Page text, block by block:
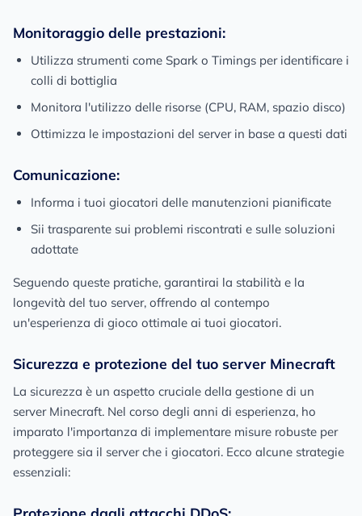
Monitoraggio delle prestazioni:
Utilizza strumenti come Spark o Timings per identificare i
colli di bottiglia
Monitora l'utilizzo delle risorse (CPU, RAM, spazio disco)
Ottimizza le impostazioni del server in base a questi dati
Comunicazione:
Informa i tuoi giocatori delle manutenzioni pianificate
Sii trasparente sui problemi riscontrati e sulle soluzioni
adottate
Seguendo queste pratiche, garantirai la stabilità e la
longevità del tuo server, offrendo al contempo
un'esperienza di gioco ottimale ai tuoi giocatori.
Sicurezza e protezione del tuo server Minecraft
La sicurezza è un aspetto cruciale della gestione di un
server Minecraft. Nel corso degli anni di esperienza, ho
imparato l'importanza di implementare misure robuste per
proteggere sia il server che i giocatori. Ecco alcune strategie
essenziali: